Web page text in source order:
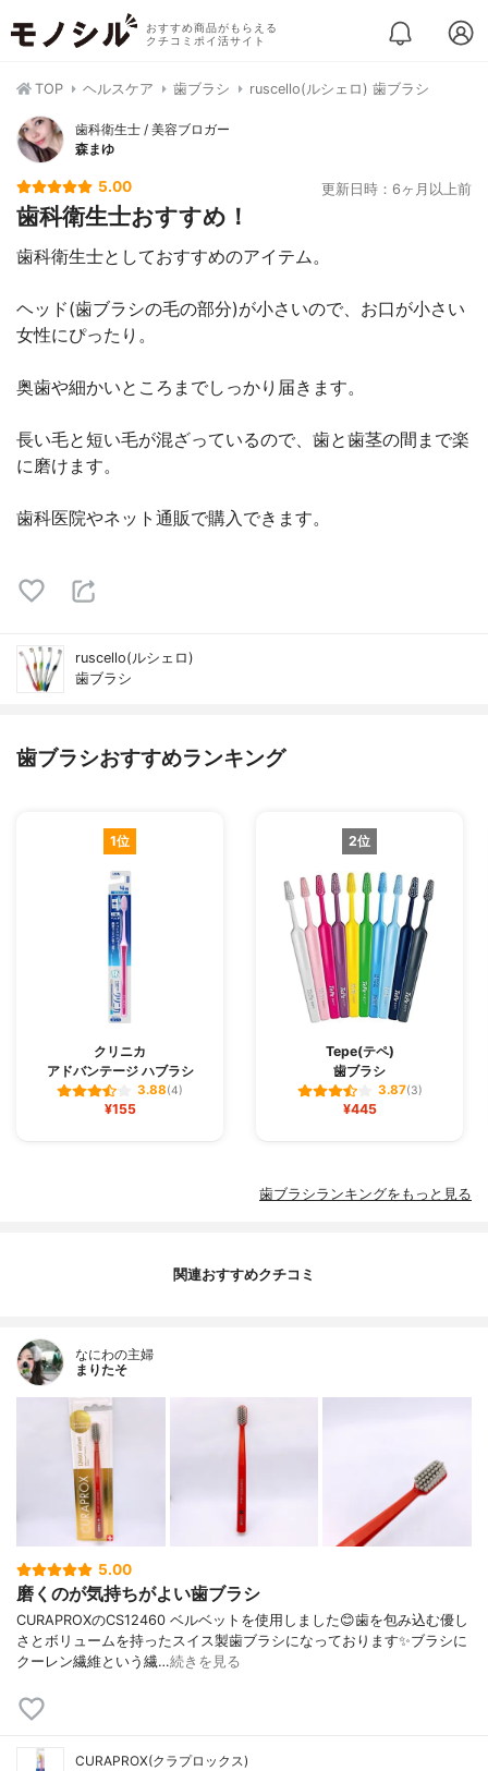
おすすめ商品がもらえる
クチコミポイ活サイト
TOP ヘルスケア 歯ブラシ ruscello(ルシェロ) 歯ブラシ
歯科衛生士 / 美容ブロガー
森まゆ
5.00 更新日時：6ヶ月以上前
歯科衛生士おすすめ！
歯科衛生士としておすすめのアイテム。
ヘッド(歯ブラシの毛の部分)が小さいので、お口が小さい
女性にぴったり。
奥歯や細かいところまでしっかり届きます。
長い毛と短い毛が混ざっているので、歯と歯茎の間まで楽
に磨けます。
歯科医院やネット通販で購入できます。
ruscello(ルシェロ)
歯ブラシ
歯ブラシおすすめランキング
1位
クリニカ
アドバンテージ ハブラシ
3.88(4)
¥155
2位
Tepe(テペ)
歯ブラシ
3.87(3)
¥445
歯ブラシランキングをもっと見る
関連おすすめクチコミ
なにわの主婦
まりたそ
5.00
磨くのが気持ちがよい歯ブラシ
CURAPROXのCS12460 ベルベットを使用しました😊歯を包み込む優し
さとボリュームを持ったスイス製歯ブラシになっております✨ブラシに
クーレン繊維という繊…続きを見る
CURAPROX(クラプロックス)